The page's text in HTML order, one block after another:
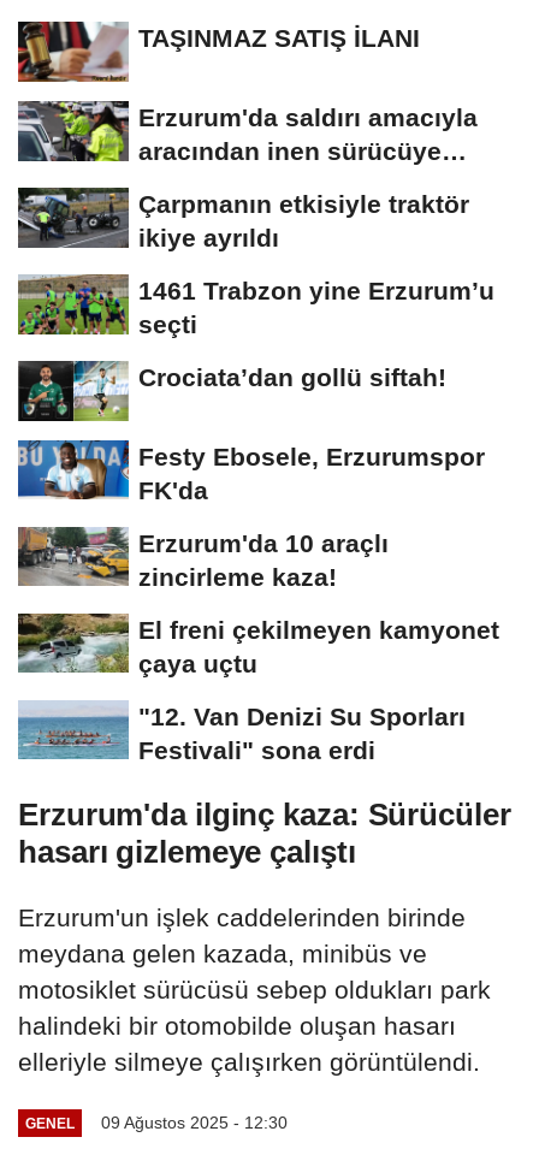
TAŞINMAZ SATIŞ İLANI
Erzurum'da saldırı amacıyla
aracından inen sürücüye
Çarpmanın etkisiyle traktör
ikiye ayrıldı
1461 Trabzon yine Erzurum’u
seçti
Crociata’dan gollü siftah!
Festy Ebosele, Erzurumspor
FK'da
Erzurum'da 10 araçlı
zincirleme kaza!
El freni çekilmeyen kamyonet
çaya uçtu
"12. Van Denizi Su Sporları
Festivali" sona erdi
Erzurum'da ilginç kaza: Sürücüler
hasarı gizlemeye çalıştı
Erzurum'un işlek caddelerinden birinde
meydana gelen kazada, minibüs ve
motosiklet sürücüsü sebep oldukları park
halindeki bir otomobilde oluşan hasarı
elleriyle silmeye çalışırken görüntülendi.
GENEL 09 Ağustos 2025 - 12:30